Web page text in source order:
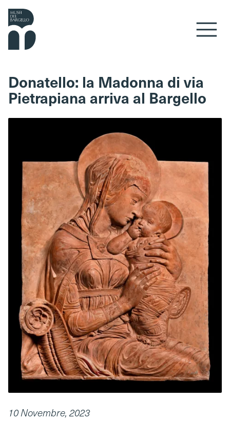
Vai al contenuto
Donatello: la Madonna di via
Pietrapiana arriva al Bargello
10 Novembre, 2023